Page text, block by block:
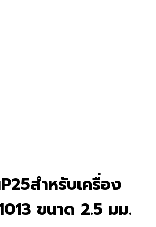
สำหรับเครื่อง
ขนาด 2.5 มม.